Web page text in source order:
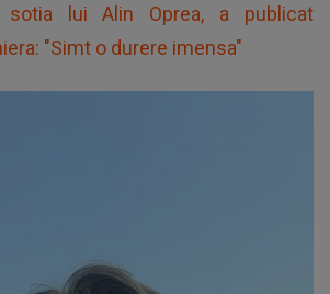
sotia lui Alin Oprea, a publicat
"Simt o durere imensa"